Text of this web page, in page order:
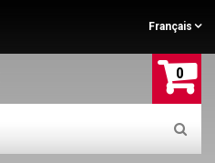
Français
0